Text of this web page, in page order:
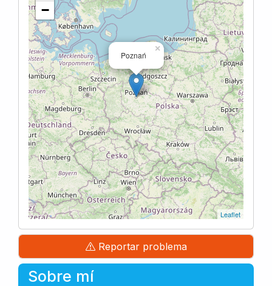
Poznań
×
−
Leaflet
Reportar problema
Sobre mí